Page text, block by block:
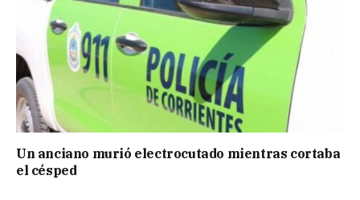
Un anciano murió electrocutado mientras cortaba
el césped